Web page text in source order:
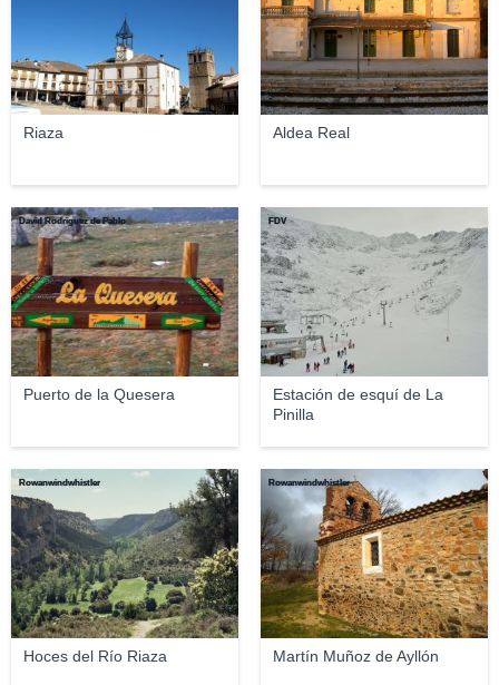
Riaza Aldea Real
Puerto de la Quesera
David Rodriguez de Pablo
Estación de esquí de La
Pinilla
FDV
Hoces del Río Riaza
Rowanwindwhistler
Martín Muñoz de Ayllón
Rowanwindwhistler